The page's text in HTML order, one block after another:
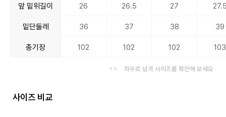
앞 밑위길이 26 26.5 27
밑단둘레 36 37 38 39
총기장 102 102 102 103
좌우로 넘겨 사이즈를 확인해 보세요
사이즈 비교